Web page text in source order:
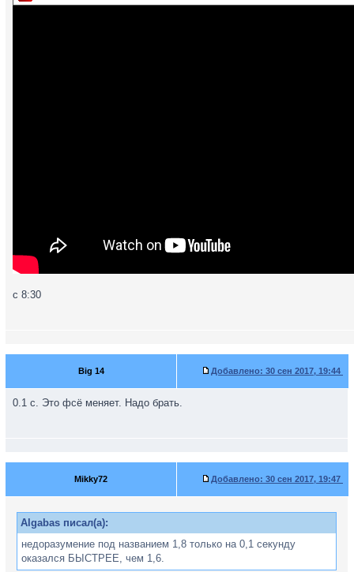
c 8:30
Big 14 Добавлено: 30 сен 2017, 19:44
0.1 с. Это фсё меняет. Надо брать.
Mikky72 Добавлено: 30 сен 2017, 19:47
Algabas писал(а):
недоразумение под названием 1,8 только на 0,1 секунду
оказался БЫСТРЕЕ, чем 1,6.